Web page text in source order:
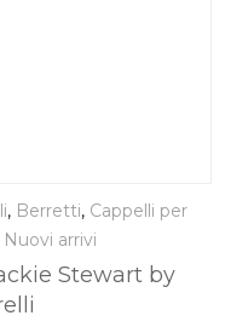
, Berretti, Cappelli per
Nuovi arrivi
Stewart by